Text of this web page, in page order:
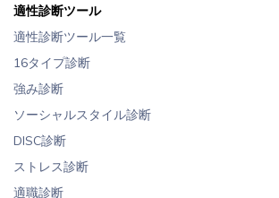
適性診断ツール
適性診断ツール一覧
16タイプ診断
強み診断
ソーシャルスタイル診断
DISC診断
ストレス診断
適職診断